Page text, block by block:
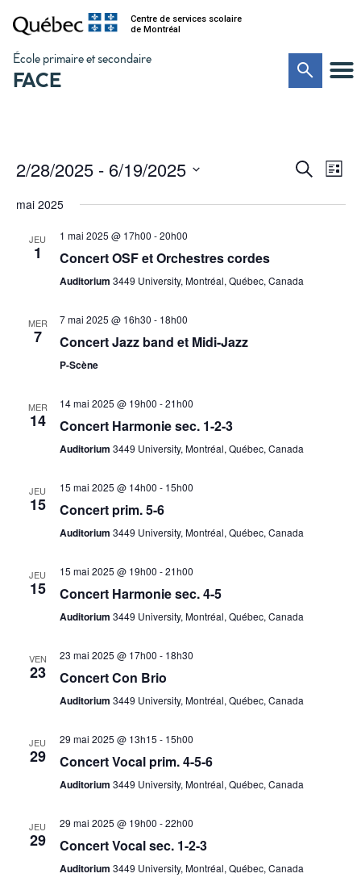
Centre de services scolaire
de Montréal
École primaire et secondaire
FACE
et
vues
Recherche
de
Liste
2/28/2025 - 6/19/2025
une
mai 2025
JEU
1
1 mai 2025 @ 17h00 -20h00
Concert OSF et Orchestres cordes
Auditorium 3449 University, Montréal, Québec, Canada
MER
7
7 mai 2025 @ 16h30 - 18h00
Concert Jazz band et Midi-Jazz
P-Scène
MER
14
14 mai 2025 @ 19h00 -21h00
Concert Harmonie sec. 1-2-3
Auditorium 3449 University, Montréal, Québec, Canada
JEU
15
15 mai 2025 @ 14h00 - 15h00
Concert prim. 5-6
Auditorium 3449 University, Montréal, Québec, Canada
JEU
15
15 mai 2025 @ 19h00 -21h00
Concert Harmonie sec. 4-5
Auditorium 3449 University, Montréal, Québec, Canada
VEN
23
23 mai 2025 @ 17h00 - 18h30
Concert Con Brio
Auditorium 3449 University, Montréal, Québec, Canada
JEU
29
29 mai 2025 @ 13h15 - 15h00
Concert Vocal prim. 4-5-6
Auditorium 3449 University, Montréal, Québec, Canada
JEU
29
29 mai 2025 @ 19h00 -22h00
Concert Vocal sec. 1-2-3
Auditorium 3449 University, Montréal, Québec, Canada